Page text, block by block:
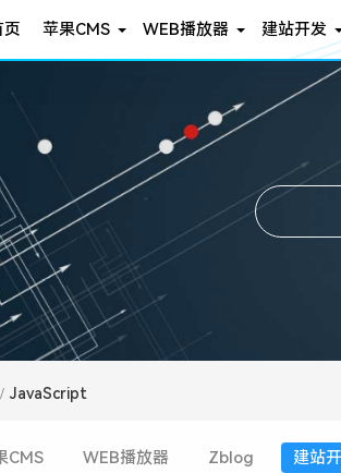
页 苹果CMS WEB播放器 建站开发
JavaScript
CMS WEB播放器 Zblog 建站